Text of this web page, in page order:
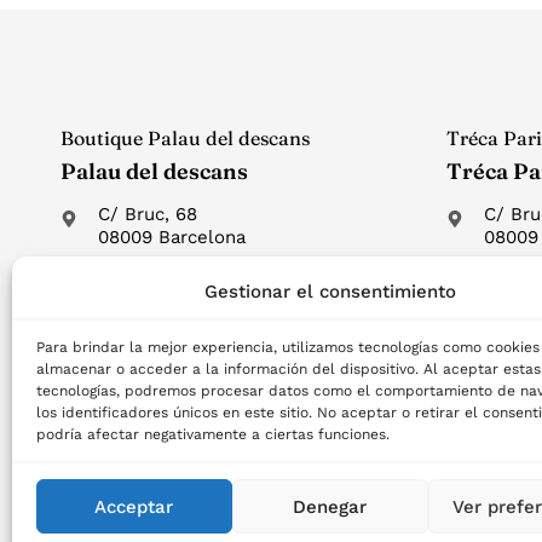
Gestionar el consentimiento
Para brindar la mejor experiencia, utilizamos tecnologías como
almacenar o acceder a la información del dispositivo. Al aceptar estas
tecnologías, podremos procesar datos como el comportamiento de
los identificadores únicos en este sitio. No aceptar o retirar el
podría afectar negativamente a ciertas funciones.
Acceptar Denegar Ver
Boutique Palau del descans
Palau del descans
C/ Bruc, 68
08009 Barcelona
Tréca
Tréca
C/